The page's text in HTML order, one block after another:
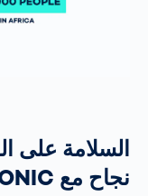
السلامة على
نجاح مع VITRONIC